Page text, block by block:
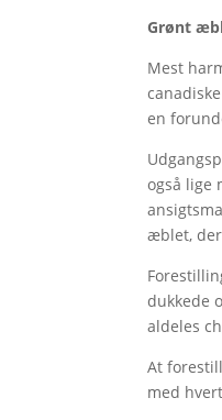
Grønt
Mest
en
også lige
æblet,
dukkede
aldeles
At
med